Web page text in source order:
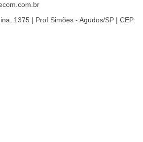
1375 | Prof Simões - Agudos/SP | CEP: